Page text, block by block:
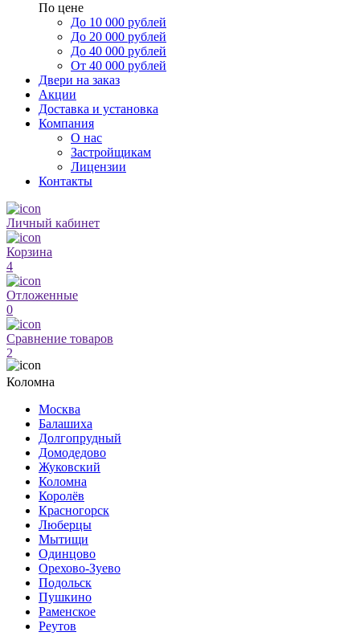
По цене
До 10 000 рублей
До 20 000 рублей
До 40 000 рублей
От 40 000 рублей
Двери на заказ
Акции
Доставка и установка
Компания
О нас
Застройщикам
Лицензии
Контакты
Личный кабинет
Корзина
4
Отложенные
0
Сравнение товаров
2
Коломна
Москва
Балашиха
Долгопрудный
Домодедово
Жуковский
Коломна
Королёв
Красногорск
Люберцы
Мытищи
Одинцово
Орехово-Зуево
Подольск
Пушкино
Раменское
Реутов